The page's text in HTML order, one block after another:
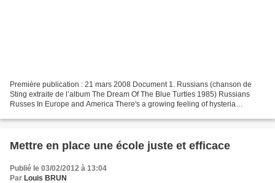
Première publication : 21 mars 2008 Document 1. Russians (chanson de
Sting extraite de l’album The Dream Of The Blue Turtles 1985) Russians
Russes In Europe and America There's a growing feeling of hysteria
Mettre en place une école juste et efficace
Publié le 03/02/2012 à 13:04
Par Louis BRUN